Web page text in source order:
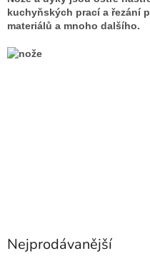
kuchyňských prací a řezání
materiálů a mnoho dalšího.
Nejprodávanější